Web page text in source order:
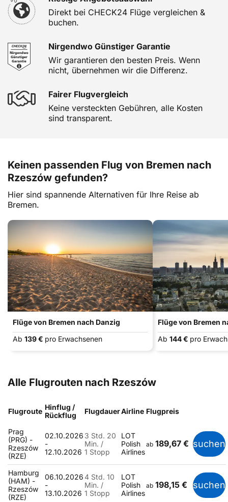
Direkt bei CHECK24 Flüge vergleichen &
buchen.
Nirgendwo Günstiger Garantie
Wir garantieren den besten Preis. Wenn
nicht, übernehmen wir die Differenz.
Fairer Flugvergleich
Keine versteckten Gebühren, alle Kosten
sind transparent.
Keinen passenden Flug von Bremen nach
Rzeszów gefunden?
Hier sind spannende Alternativen für Ihre Reise ab
Bremen.
Flüge von Bremen nach Danzig
Ab 139 € pro Erwachsenen
Flüge von Bremen
Ab 144 € pro
Alle Flugrouten nach Rzeszów
Flugroute Hinflug /
Rückflug
FlugdauerAirline Flugpreis
Prag
(PRG) -
Rzeszów
(RZE)
02.10.2026
-
12.10.2026
3 Std. 20
Min. /
1 Stopp
LOT
Polish
Airlines
ab 189,67 € suchen
Hamburg
(HAM) -
Rzeszów
(RZE)
06.10.2026
-
13.10.2026
4 Std. 10
Min. /
1 Stopp
LOT
Polish
Airlines
ab 198,15 € suchen